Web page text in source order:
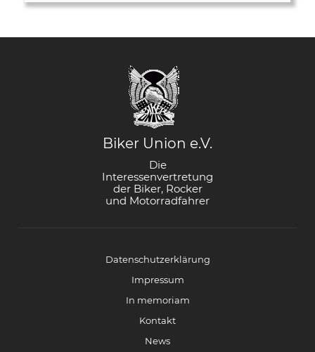
Biker Union e.V.
Die
Interessenvertretung
der Biker, Rocker
und Motorradfahrer
Datenschutzerklärung
Impressum
In memoriam
Kontakt
News